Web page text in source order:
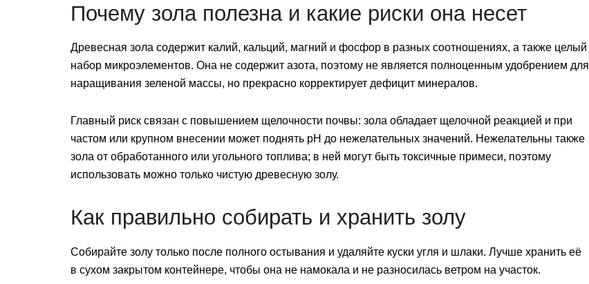
Почему зола полезна и какие риски она несет
Древесная зола содержит калий, кальций, магний и фосфор в разных соотношениях, а также целый
набор микроэлементов. Она не содержит азота, поэтому не является полноценным удобрением для
наращивания зеленой массы, но прекрасно корректирует дефицит минералов.
Главный риск связан с повышением щелочности почвы: зола обладает щелочной реакцией и при
частом или крупном внесении может поднять pH до нежелательных значений. Нежелательны также
зола от обработанного или угольного топлива; в ней могут быть токсичные примеси, поэтому
использовать можно только чистую древесную золу.
Как правильно собирать и хранить золу
Собирайте золу только после полного остывания и удаляйте куски угля и шлаки. Лучше хранить её
в сухом закрытом контейнере, чтобы она не намокала и не разносилась ветром на участок.